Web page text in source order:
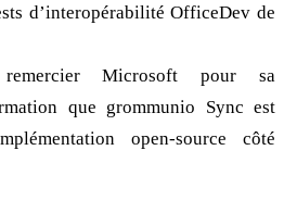
d’interopérabilité OfficeDev de
remercier Microsoft pour sa
que grommunio Sync est
open-source côté